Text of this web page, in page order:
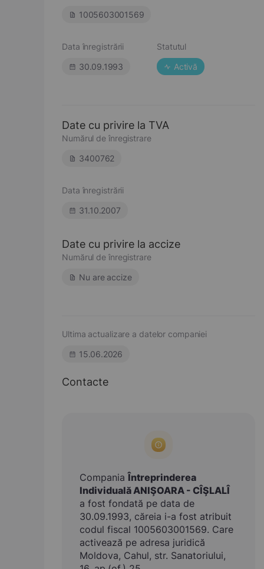
1005603001569
Data înregistrării
30.09.1993
Statutul
Activă
Date cu privire la TVA
Numărul de înregistrare
3400762
Data înregistrării
31.10.2007
Date cu privire la accize
Numărul de înregistrare
Nu are accize
Ultima actualizare a datelor companiei
15.06.2026
Contacte
CompaniaÎntreprinderea
Individuală ANIŞOARA - CÎŞLALÎ
a fost fondată pe data de
30.09.1993, căreia i-a fost atribuit
codul fiscal 1005603001569. Care
activează pe adresa juridică
Moldova, Cahul, str. Sanatoriului,